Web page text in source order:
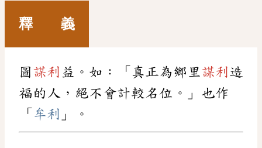
釋 義
圖 謀利 益。如：「真正為鄉里謀利造
福的人，絕不會計較名位。」也作
「 牟利 」。